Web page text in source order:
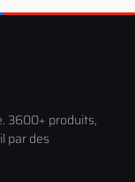
3600+ produits,
par des